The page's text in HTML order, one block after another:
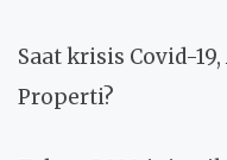
Saat krisis Covid-
Properti?